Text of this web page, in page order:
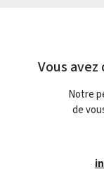
Vous avez
Notre
de